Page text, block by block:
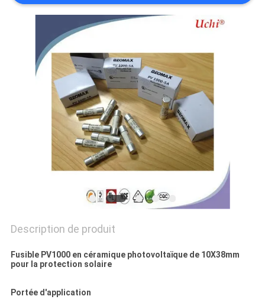
NOUVELLES
DEMANDEZ
UNE
CITATION
PRIVACY
POLICY
Description de produit
Fusible PV1000 en céramique photovoltaïque de 10X38mm
pour la protection solaire
Portée d'application